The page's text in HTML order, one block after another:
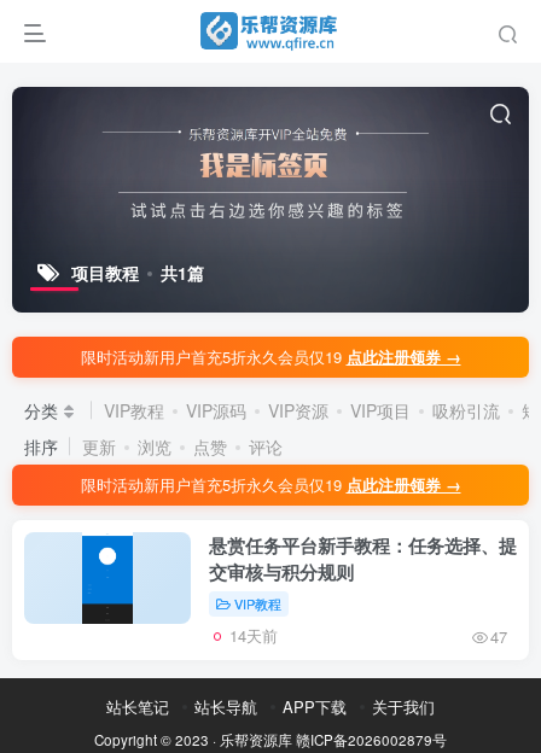
项目教程 共1篇
限时活动新用户首充5折永久会员仅19 点此注册领券 →
分类 VIP教程 VIP源码 VIP资源 VIP项目 吸粉引流
排序
更新 浏览 点赞 评论
限时活动新用户首充5折永久会员仅19 点此注册领券 →
悬赏任务平台新手教程：任务选择、提
交审核与积分规则
VIP教程
14天前 47
站长笔记 站长导航 APP下载 关于我们
Copyright © 2023 · 乐帮资源库赣ICP备2026002879号